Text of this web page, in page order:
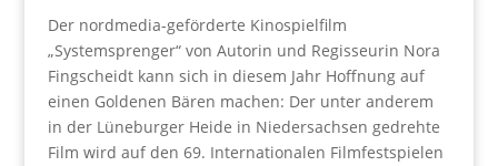
Der nordmedia-geförderte Kinospielfilm
„Systemsprenger“ von Autorin und Regisseurin Nora
Fingscheidt kann sich in diesem Jahr Hoffnung auf
einen Goldenen Bären machen: Der unter anderem
in der Lüneburger Heide in Niedersachsen gedrehte
Film wird auf den 69. Internationalen Filmfestspielen